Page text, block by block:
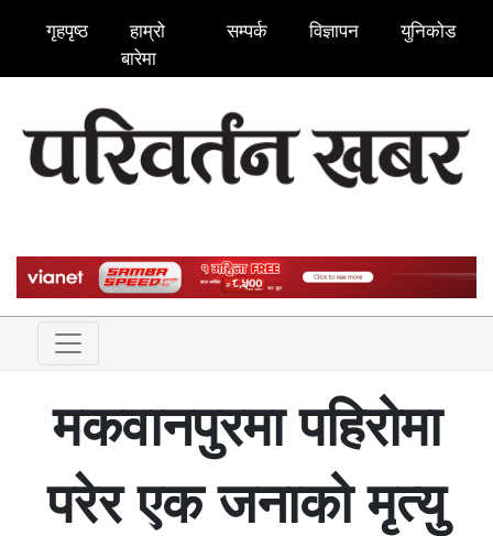
गृहपृष्ठ
हाम्रो
बारेमा
सम्पर्क विज्ञापन युनिकोड
मकवानपुरमा पहिरोमा
परेर एक जनाको मृत्यु